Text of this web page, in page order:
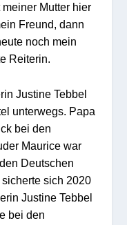
Mutter hier
Freund, dann
noch mein
Reiterin.
Justine Tebbel
unterwegs. Papa
bei den
Maurice war
Deutschen
sich 2020
Justine Tebbel
bei den